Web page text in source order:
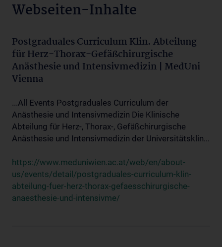
Webseiten-Inhalte
Postgraduales Curriculum Klin. Abteilung
für Herz-Thorax-Gefäßchirurgische
Anästhesie und Intensivmedizin | MedUni
Vienna
...All Events Postgraduales Curriculum der
Anästhesie und Intensivmedizin Die Klinische
Abteilung für Herz-, Thorax-, Gefäßchirurgische
Anästhesie und Intensivmedizin der Universitätsklin...
https://www.meduniwien.ac.at/web/en/about-
us/events/detail/postgraduales-curriculum-klin-
abteilung-fuer-herz-thorax-gefaesschirurgische-
anaesthesie-und-intensivme/